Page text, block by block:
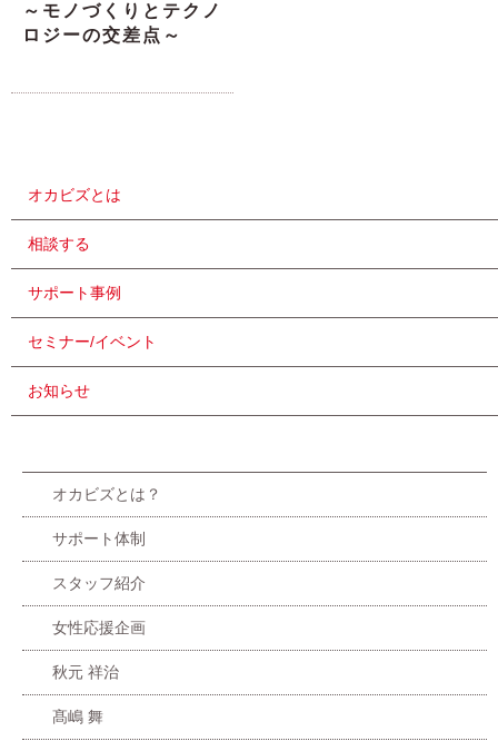
～モノづくりとテクノ
ロジーの交差点～
オカビズとは
相談する
サポート事例
セミナー/イベント
お知らせ
オカビズとは？
サポート体制
スタッフ紹介
女性応援企画
秋元 祥治
髙嶋 舞